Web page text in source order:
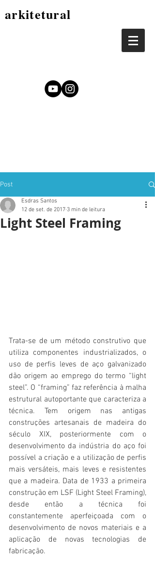
arkitetural
Post
Light Steel Framing
Esdras Santos
12 de set. de 2017 3 min de leitura
Trata-se de um método construtivo que
utiliza componentes industrializados, o
uso de perfis leves de aço galvanizado
dão origem ao emprego do termo “light
steel”. O “framing” faz referência à malha
estrutural autoportante que caracteriza a
técnica. Tem origem nas antigas
construções artesanais de madeira do
século XIX, posteriormente com o
desenvolvimento da indústria do aço foi
possível a criação e a utilização de perfis
mais versáteis, mais leves e resistentes
que a madeira. Data de 1933 a primeira
construção em LSF (Light Steel Framing),
desde então a técnica foi
constantemente aperfeiçoada com o
desenvolvimento de novos materiais e a
aplicação de novas tecnologias de
fabricação.